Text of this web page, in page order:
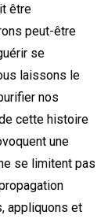
être
peut-être
se
laissons le
nos
cette histoire
une
se limitent pas
appliquons et